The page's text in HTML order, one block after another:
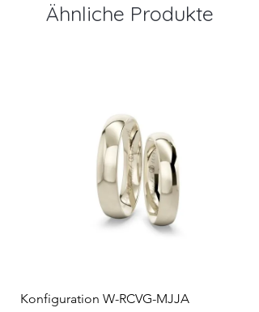
Ähnliche Produkte
Konfiguration W-RCVG-MJJA